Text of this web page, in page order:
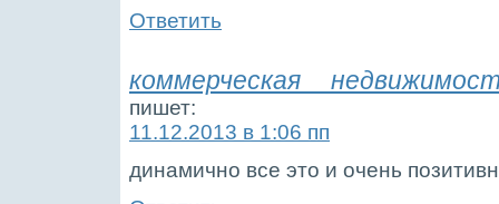
Ответить
коммерческая
пишет:
11.12.2013 в 1:06 пп
динамично все это и очень